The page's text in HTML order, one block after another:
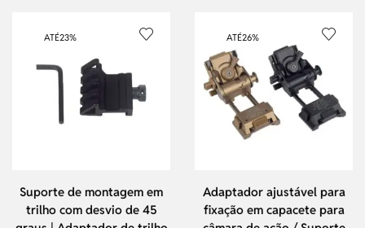
ATÉ23%
Suporte de montagem em
trilho com desvio de 45
ATÉ26%
Adaptador ajustável para
fixação em capacete para